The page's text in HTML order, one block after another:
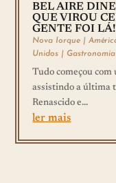
BEL AIRE
QUE VIROU
GENTE FOI
Nova Iorque |
Unidos | Gastronomia
Tudo começou com
assistindo a última
Renascido e...
ler mais